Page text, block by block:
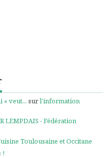
« veut... surl'information
LEMPDAIS - Fédération
Toulousaine et Occitane
!